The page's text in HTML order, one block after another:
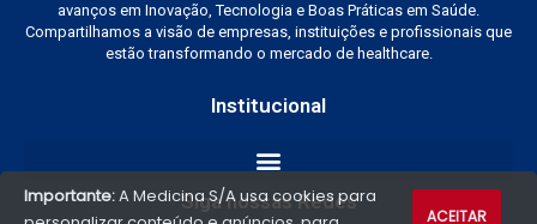
avanços em Inovação, Tecnologia e Boas Práticas em Saúde.
Compartilhamos a visão de empresas, instituições e profissionais que
estão transformando o mercado de healthcare.
Institucional
Siga nossas Redes
Importante:A Medicina S/A usa cookies para
ACEITAR